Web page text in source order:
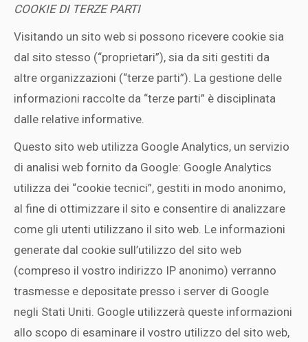
COOKIE DI TERZE PARTI
Visitando un sito web si possono ricevere cookie sia
dal sito stesso (“proprietari”), sia da siti gestiti da
altre organizzazioni (“terze parti”). La gestione delle
informazioni raccolte da “terze parti” è disciplinata
dalle relative informative.
Questo sito web utilizza Google Analytics, un servizio
di analisi web fornito da Google: Google Analytics
utilizza dei “cookie tecnici”, gestiti in modo anonimo,
al fine di ottimizzare il sito e consentire di analizzare
come gli utenti utilizzano il sito web. Le informazioni
generate dal cookie sull’utilizzo del sito web
(compreso il vostro indirizzo IP anonimo) verranno
trasmesse e depositate presso i server di Google
negli Stati Uniti. Google utilizzerà queste informazioni
allo scopo di esaminare il vostro utilizzo del sito web,